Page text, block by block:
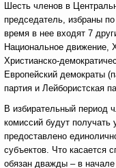
Шесть членов в
председатель, избраны
время в нее входят 7
Национальное движение,
Христианско-
Европейский демократы
партия и Лейбористская
В избирательный период
комиссий будут
предоставлено
субъектов. Что касается
обязан дважды – в